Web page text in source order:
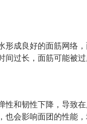
形成良好的面筋网络
过长，面筋可能被
性和韧性下降，导致
也会影响面团的性能